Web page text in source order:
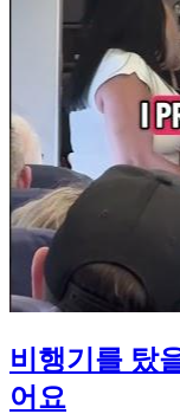
비행기를 탔
어요